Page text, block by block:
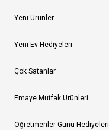
Yeni Ürünler
Yeni Ev Hediyeleri
Çok Satanlar
Emaye Mutfak Ürünleri
Öğretmenler Günü Hediyeleri